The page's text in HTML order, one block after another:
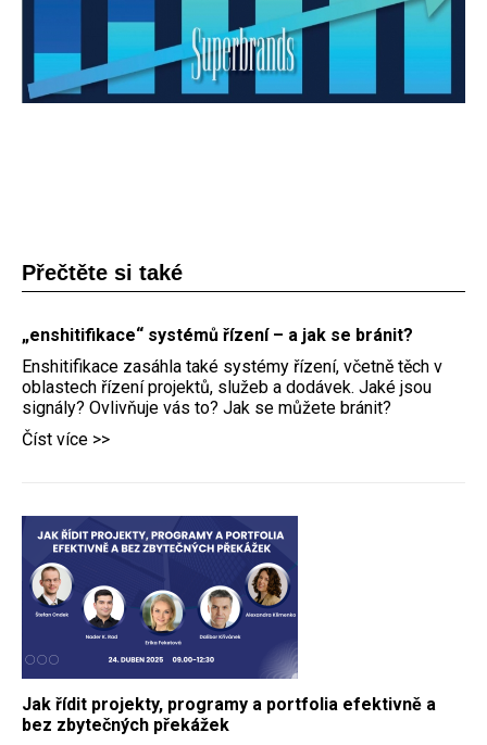
Přečtěte si také
„enshitifikace“ systémů řízení – a jak se bránit?
Enshitifikace zasáhla také systémy řízení, včetně těch v
oblastech řízení projektů, služeb a dodávek. Jaké jsou
signály? Ovlivňuje vás to? Jak se můžete bránit?
Číst více >>
Jak řídit projekty, programy a portfolia efektivně a
bez zbytečných překážek